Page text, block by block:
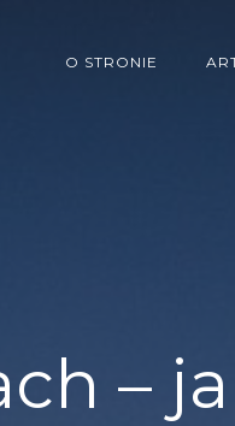
O STRONIE
–